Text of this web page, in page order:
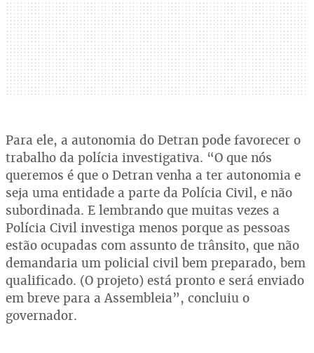
Para ele, a autonomia do Detran pode favorecer o
trabalho da polícia investigativa. “O que nós
queremos é que o Detran venha a ter autonomia e
seja uma entidade a parte da Polícia Civil, e não
subordinada. E lembrando que muitas vezes a
Polícia Civil investiga menos porque as pessoas
estão ocupadas com assunto de trânsito, que não
demandaria um policial civil bem preparado, bem
qualificado. (O projeto) está pronto e será enviado
em breve para a Assembleia”, concluiu o
governador.